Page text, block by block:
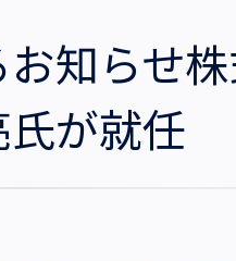
役員一覧
拠点一覧
知らせ
が就任